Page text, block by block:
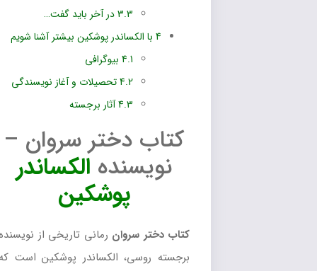
در آخر باید گفت…
با الکساندر پوشکین بیشتر آشنا شویم
بیوگرافی
تحصیلات و آغاز نویسندگی
آثار برجسته
کتاب دختر سروان –
نویسندهالکساندر
پوشکین
کتاب دختر سروانرمانی تاریخی از نویسنده
برجسته روسی، الکساندر پوشکین است که